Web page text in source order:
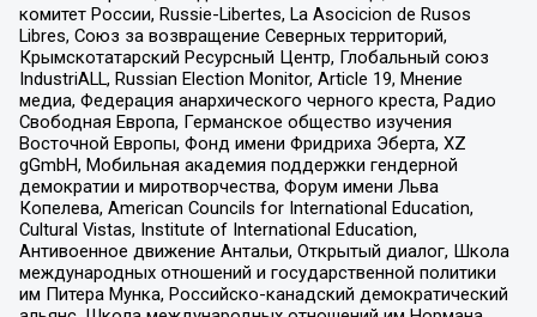
комитет России, Russie-Libertes, La Asocicion de Rusos
Libres, Союз за возвращение Северных территорий,
Крымскотатарский Ресурсный Центр, Глобальный союз
IndustriALL, Russian Election Monitor, Article 19, Мнение
медиа, Федерация анархического черного креста, Радио
Свободная Европа, Германское общество изучения
Восточной Европы, Фонд имени Фридриха Эберта, XZ
gGmbH, Мобильная академия поддержки гендерной
демократии и миротворчества, Форум имени Льва
Копелева, American Councils for International Education,
Cultural Vistas, Institute of International Education,
Антивоенное движение Антальи, Открытый диалог, Школа
международных отношений и государственной политики
им Питера Мунка, Российско-канадский демократический